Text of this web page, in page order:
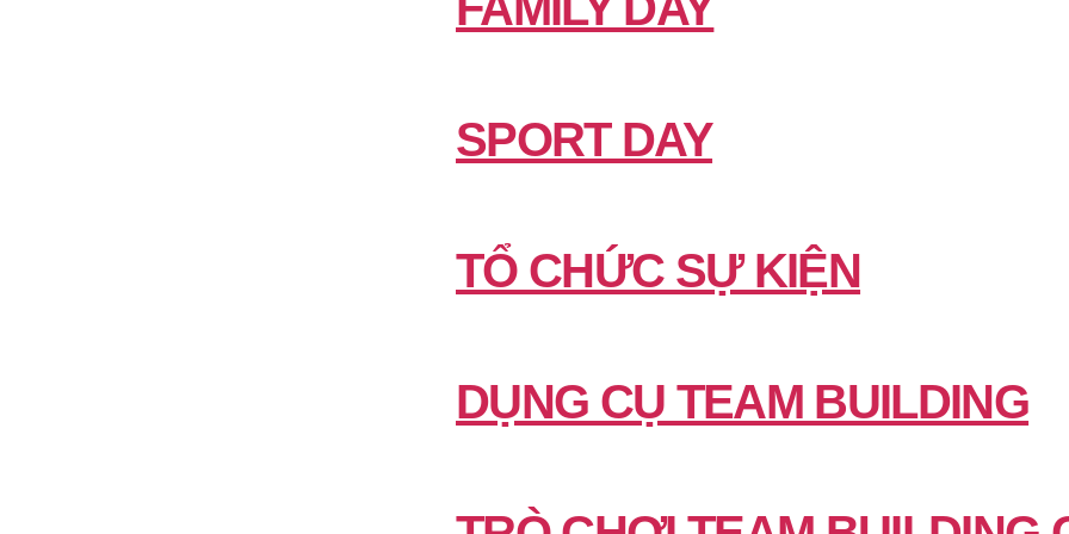
SPORT DAY
TỔ CHỨC SỰ KIỆN
DỤNG CỤ TEAM BUILDING